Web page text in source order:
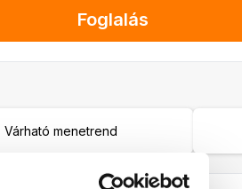
Foglalás
Várható menetrend